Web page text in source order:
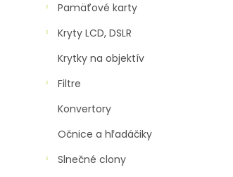
Pamäťové karty
Kryty LCD, DSLR
Krytky na objektív
Filtre
Konvertory
Očnice a hľadáčiky
Slnečné clony